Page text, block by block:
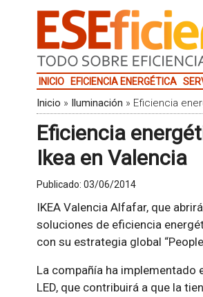
INICIO EFICIENCIA ENERGÉTICA
Inicio » Iluminación » Eficiencia
Eficiencia
Ikea en Valencia
Publicado: 03/06/2014
IKEA Valencia Alfafar, que
soluciones de eficiencia
con su estrategia global
La compañía ha implementado
LED, que contribuirá a que la